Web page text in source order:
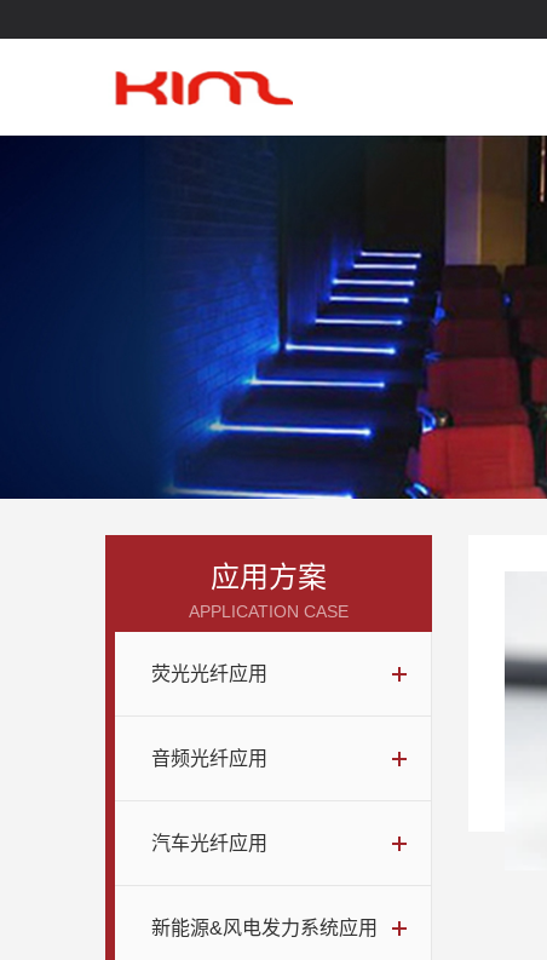
应用方案
APPLICATION CASE
荧光光纤应用
音频光纤应用
汽车光纤应用
新能源&风电发力系统应用